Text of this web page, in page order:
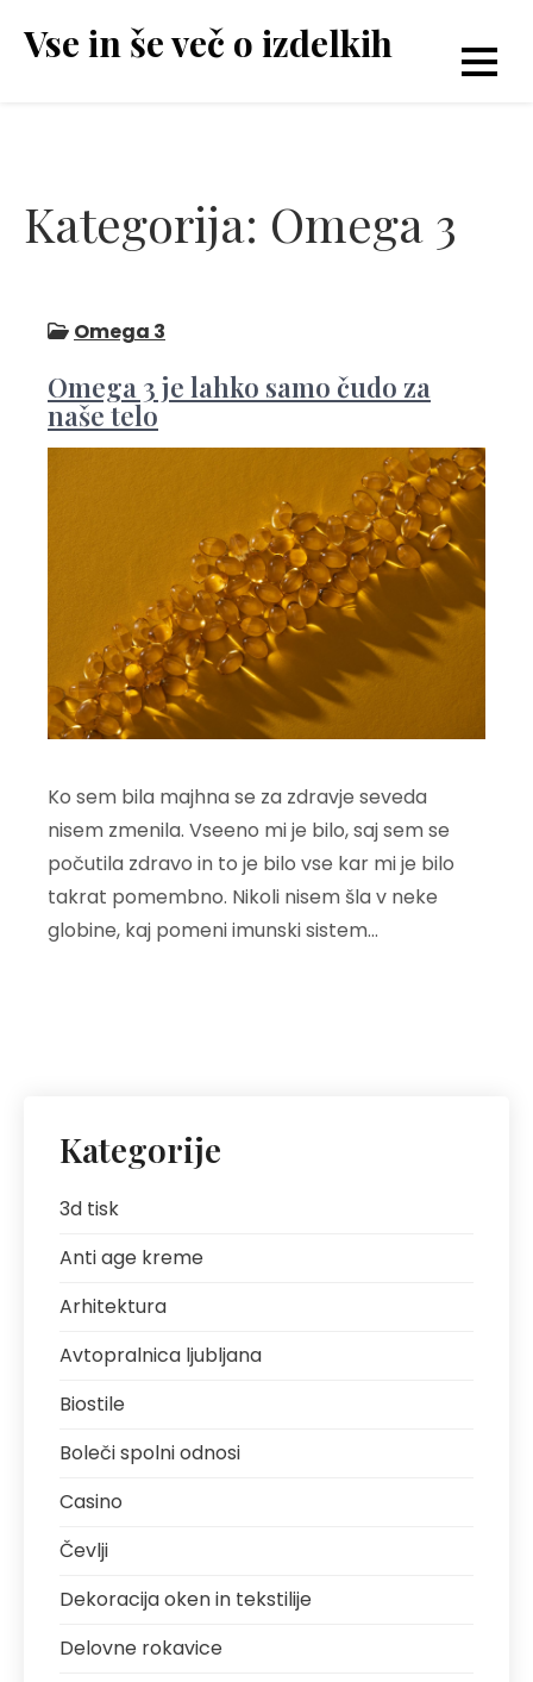
Vse in še več o izdelkih
Kategorija: Omega 3
Omega 3
Omega 3 je lahko samo čudo za
naše telo
Ko sem bila majhna se za zdravje seveda
nisem zmenila. Vseeno mi je bilo, saj sem se
počutila zdravo in to je bilo vse kar mi je bilo
takrat pomembno. Nikoli nisem šla v neke
globine, kaj pomeni imunski sistem…
Kategorije
3d tisk
Anti age kreme
Arhitektura
Avtopralnica ljubljana
Biostile
Boleči spolni odnosi
Casino
Čevlji
Dekoracija oken in tekstilije
Delovne rokavice